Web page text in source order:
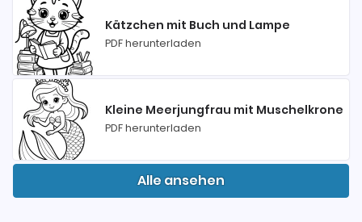
Kätzchen mit Buch und Lampe
PDF herunterladen
Kleine Meerjungfrau mit Muschelkrone
PDF herunterladen
Alle ansehen